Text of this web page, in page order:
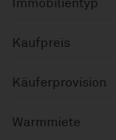
Kaufpreis
Käuferprovision
Warmmiete